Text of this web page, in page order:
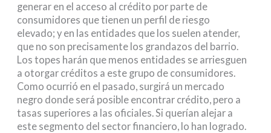
generar en el acceso al crédito por parte de
consumidores que tienen un perfil de riesgo
elevado; y en las entidades que los suelen atender,
que no son precisamente los grandazos del barrio.
Los topes harán que menos entidades se arriesguen
a otorgar créditos a este grupo de consumidores.
Como ocurrió en el pasado, surgirá un mercado
negro donde será posible encontrar crédito, pero a
tasas superiores a las oficiales. Si querían alejar a
este segmento del sector financiero, lo han logrado.